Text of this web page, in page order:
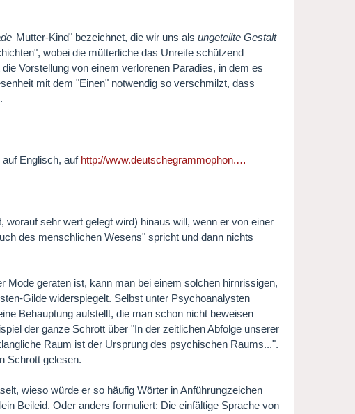
Mutter-Kind" bezeichnet, die wir uns alsungeteilte Gestalt
wobei die mütterliche das Unreife schützend
Vorstellung von einem verlorenen Paradies, in dem es
mit dem "Einen" notwendig so verschmilzt, dass
Englisch, auf http://www.deutschegrammophon.…
sehr wert gelegt wird) hinaus will, wenn er von einer
des menschlichen Wesens" spricht und dann nichts
geraten ist, kann man bei einem solchen hirnrissigen,
Gilde widerspiegelt. Selbst unter Psychoanalysten
Behauptung aufstellt, die man schon nicht beweisen
der ganze Schrott über "In der zeitlichen Abfolge unserer
Raum ist der Ursprung des psychischen Raums...".
Schrott gelesen.
wieso würde er so häufig Wörter in Anführungzeichen
Beileid. Oder anders formuliert: Die einfältige Sprache von